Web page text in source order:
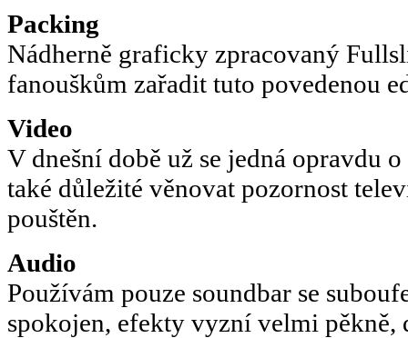
Packing
Nádherně graficky zpracovaný
fanouškům zařadit tuto povedenou
Video
V dnešní době už se jedná opravdu
také důležité věnovat pozornost
pouštěn.
Audio
Používám pouze soundbar se
spokojen, efekty vyzní velmi pěkně,